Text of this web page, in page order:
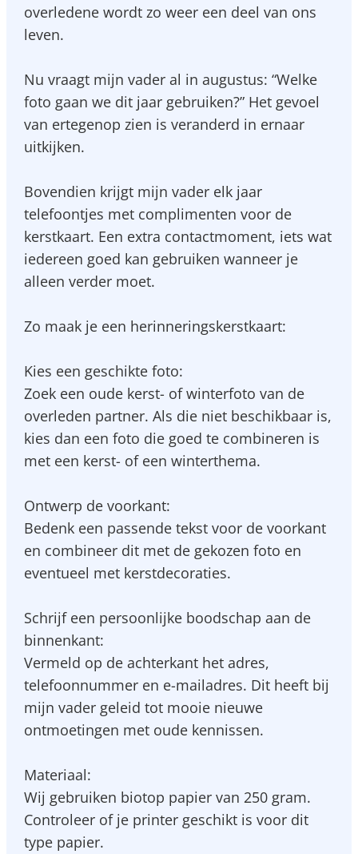
overledene wordt zo weer een deel van ons
leven.
Nu vraagt mijn vader al in augustus: “Welke
foto gaan we dit jaar gebruiken?” Het gevoel
van ertegenop zien is veranderd in ernaar
uitkijken.
Bovendien krijgt mijn vader elk jaar
telefoontjes met complimenten voor de
kerstkaart. Een extra contactmoment, iets wat
iedereen goed kan gebruiken wanneer je
alleen verder moet.
Zo maak je een herinneringskerstkaart:
Kies een geschikte foto:
Zoek een oude kerst- of winterfoto van de
overleden partner. Als die niet beschikbaar is,
kies dan een foto die goed te combineren is
met een kerst- of een winterthema.
Ontwerp de voorkant:
Bedenk een passende tekst voor de voorkant
en combineer dit met de gekozen foto en
eventueel met kerstdecoraties.
Schrijf een persoonlijke boodschap aan de
binnenkant:
Vermeld op de achterkant het adres,
telefoonnummer en e-mailadres. Dit heeft bij
mijn vader geleid tot mooie nieuwe
ontmoetingen met oude kennissen.
Materiaal:
Wij gebruiken biotop papier van 250 gram.
Controleer of je printer geschikt is voor dit
type papier.